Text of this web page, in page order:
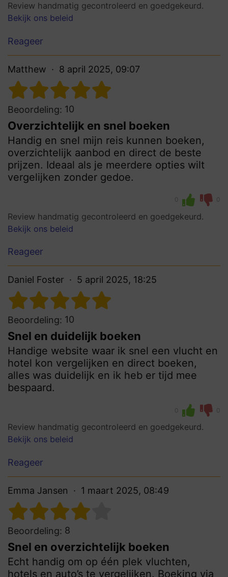
Review handmatig gecontroleerd en goedgekeurd.
Bekijk ons beleid
Reageer
Matthew 8 april 2025, 09:07
Beoordeling: 10
Overzichtelijk en snel boeken
Handig en snel mijn reis kunnen boeken,
overzichtelijk aanbod en direct de beste
prijzen. Ideaal als je meerdere opties wilt
vergelijken zonder gedoe.
0 0
Review handmatig gecontroleerd en goedgekeurd.
Bekijk ons beleid
Reageer
Daniel Foster 5 april 2025, 18:25
Beoordeling: 10
Snel en duidelijk boeken
Handige website waar ik snel een vlucht en
hotel kon vergelijken en direct boeken,
alles was duidelijk en ik heb er tijd mee
bespaard.
0 0
Review handmatig gecontroleerd en goedgekeurd.
Bekijk ons beleid
Reageer
Emma Jansen 1 maart 2025, 08:49
Beoordeling: 8
Snel en overzichtelijk boeken
Echt handig om op één plek vluchten,
hotels en auto’s te vergelijken. Boeking via